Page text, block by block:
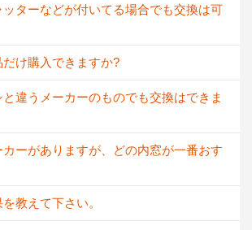
ターなどが付いてる場合でも交換は可
け購入できますか?
違うメーカーのものでも交換はできま
ーがありますが、どの内窓が一番おす
教えて下さい。